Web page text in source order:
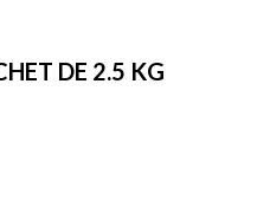
DE 2.5 KG